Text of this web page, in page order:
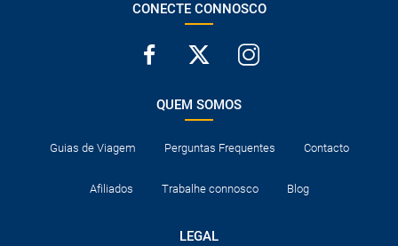
CONECTE CONNOSCO
QUEM SOMOS
Guias de Viagem Perguntas Frequentes Contacto
Afiliados Trabalhe connosco Blog
LEGAL